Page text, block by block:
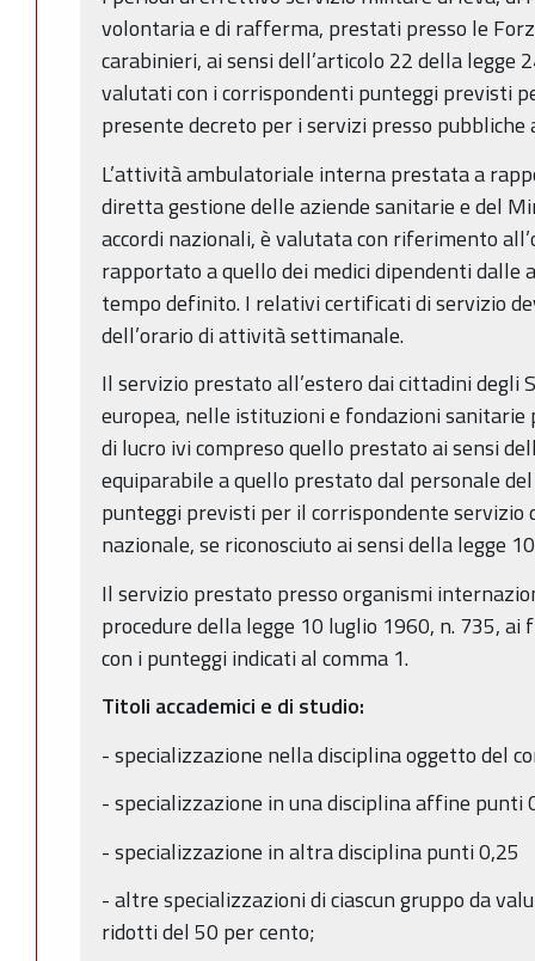
volontaria e di rafferma, prestati presso le
carabinieri, ai sensi dell’articolo 22 della legge
valutati con i corrispondenti punteggi previsti
presente decreto per i servizi presso
L’attività ambulatoriale interna prestata a
diretta gestione delle aziende sanitarie e del
accordi nazionali, è valutata con riferimento
rapportato a quello dei medici dipendenti dalle
tempo definito. I relativi certificati di servizio
dell’orario di attività settimanale.
Il servizio prestato all’estero dai cittadini degli
europea, nelle istituzioni e fondazioni sanitarie
di lucro ivi compreso quello prestato ai sensi
equiparabile a quello prestato dal personale
punteggi previsti per il corrispondente
nazionale, se riconosciuto ai sensi della legge
Il servizio prestato presso organismi
procedure della legge 10 luglio 1960, n. 735,
con i punteggi indicati al comma 1.
Titoli accademici e di studio:
- specializzazione nella disciplina oggetto del
- specializzazione in una disciplina affine punti
- specializzazione in altra disciplina punti 0,25
- altre specializzazioni di ciascun gruppo da
ridotti del 50 per cento;